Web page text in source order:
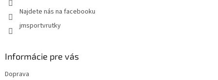
Najdete nás na facebooku
jmsportvrutky
Informácie pre vás
Doprava